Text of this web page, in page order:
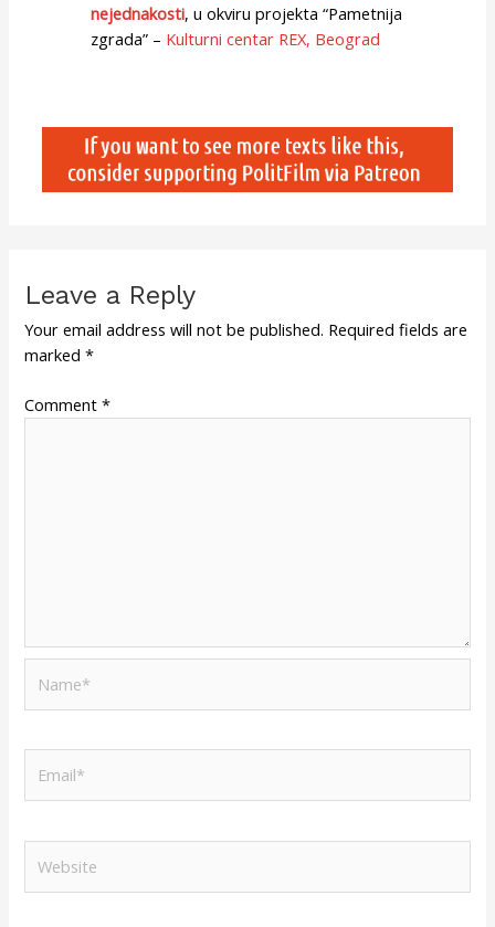
nejednakosti, u okviru projekta “Pametnija
zgrada” – Kulturni centar REX, Beograd
Leave a Reply
Your email address will not be published. Required fields are
marked*
Comment*